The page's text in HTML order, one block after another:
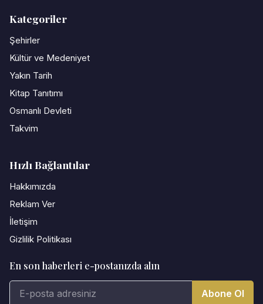
Kategoriler
Şehirler
Kültür ve Medeniyet
Yakın Tarih
Kitap Tanıtımı
Osmanlı Devleti
Takvim
Hızlı Bağlantılar
Hakkımızda
Reklam Ver
İletişim
Gizlilik Politikası
En son haberleri e-postanızda alın
Abone Ol